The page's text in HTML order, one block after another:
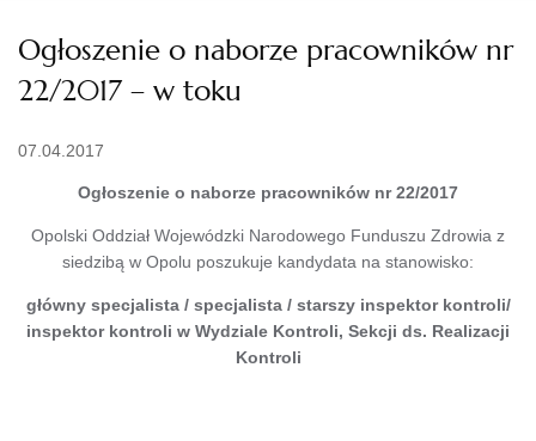
Ogłoszenie o naborze pracowników nr
22/2017 – w toku
07.04.2017
Ogłoszenie o naborze pracowników nr 22/2017
Opolski Oddział Wojewódzki Narodowego Funduszu Zdrowia z
siedzibą w Opolu poszukuje kandydata na stanowisko:
główny specjalista / specjalista / starszy inspektor kontroli/
inspektor kontroli w Wydziale Kontroli, Sekcji ds. Realizacji
Kontroli